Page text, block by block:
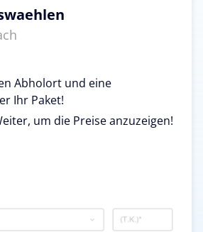
Abholort und eine
Ihr Paket!
um die Preise anzuzeigen!